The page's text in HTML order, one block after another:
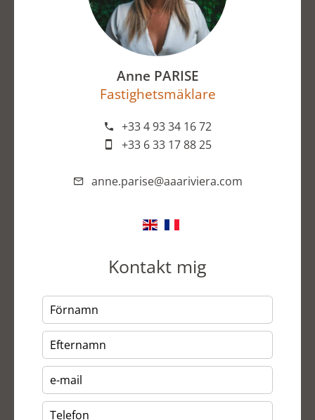
Anne PARISE
Fastighetsmäklare
+33 4 93 34 16 72
+33 6 33 17 88 25
anne.parise@aaariviera.com
Kontakt mig